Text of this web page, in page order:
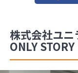
株式会社ユ
ONLY STORY